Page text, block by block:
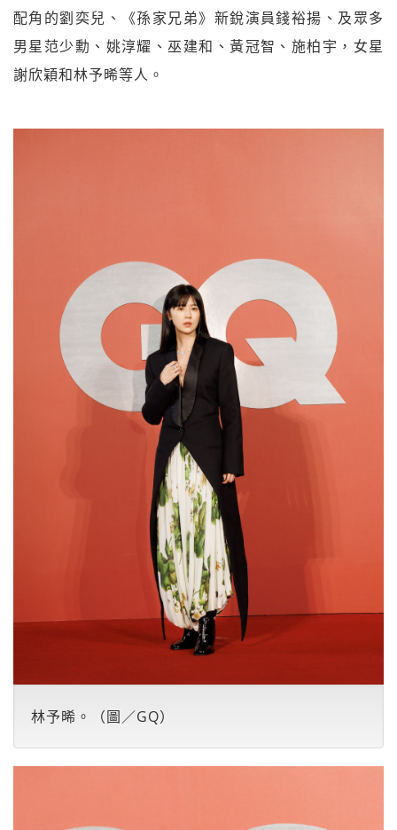
配角的劉奕兒、《孫家兄弟》新銳演員錢裕揚、及眾多
男星范少勳、姚淳耀、巫建和、黃冠智、施柏宇，女星
謝欣穎和林予晞等人。
林予晞。（圖／GQ）